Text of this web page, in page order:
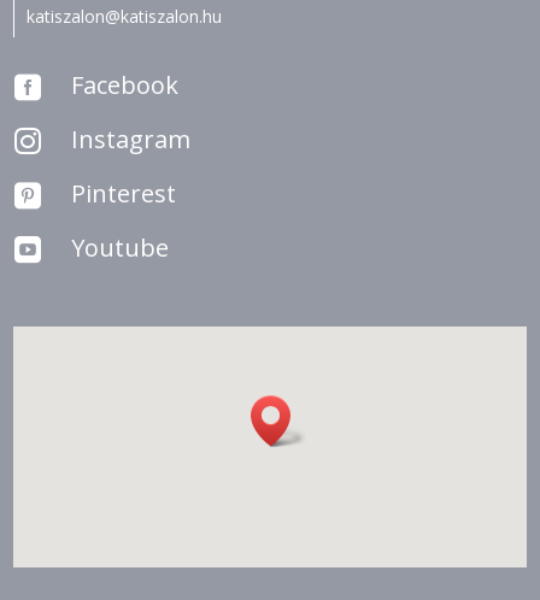
katiszalon@katiszalon.hu
 Facebook
 Instagram
 Pinterest
 Youtube